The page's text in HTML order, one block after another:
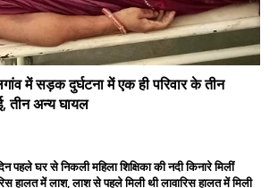
में सड़क दुर्घटना में एक ही परिवार के तीन
तीन अन्य घायल
पहले घर से निकली महिला शिक्षिका की नदी किनारे मिलीं
हालत में लाश, लाश से पहले मिली थी लावारिस हालत में मिली